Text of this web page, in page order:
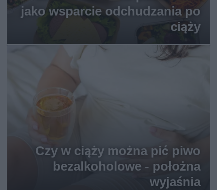
jako wsparcie odchudzania po
ciąży
Czy w ciąży można pić piwo
bezalkoholowe - położna
wyjaśnia